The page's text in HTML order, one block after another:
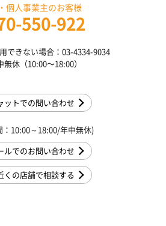
個人事業主のお客様
550-922
できない場合：03-4334-9034
休（10:00〜18:00）
ットでの問い合わせ
：10:00～18:00/年中無休)
ルでのお問い合わせ
くの店舗で相談する